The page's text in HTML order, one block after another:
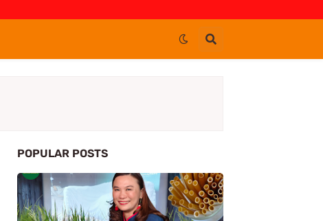
POPULAR POSTS